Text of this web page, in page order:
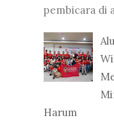
pembicara di
Harum